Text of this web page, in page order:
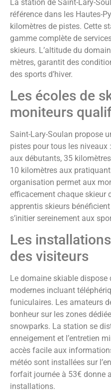
La station de Saint-Lary-
référence dans les Hautes-
kilomètres de pistes. Cette
gamme complète de
skieurs. L’altitude du
mètres, garantit des
des sports d’hiver.
Les écoles de
moniteurs
Saint-Lary-Soulan propose
pistes pour tous les
aux débutants, 35
10 kilomètres aux
organisation permet aux
efficacement chaque skieur
apprentis skieurs
s’initier sereinement aux
Les
des visiteurs
Le domaine skiable
modernes incluant
funiculaires. Les amateurs
bonheur sur les zones
snowparks. La station se
enneigement et l’entretien
accès facile aux
météo sont installées sur
forfait journée à 53€ donne
installations.